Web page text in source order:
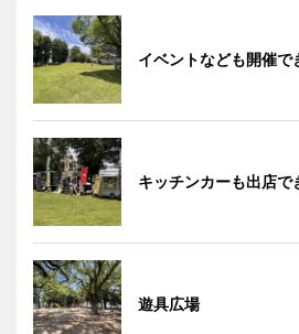
イベントなども開催で
キッチンカーも出店で
遊具広場